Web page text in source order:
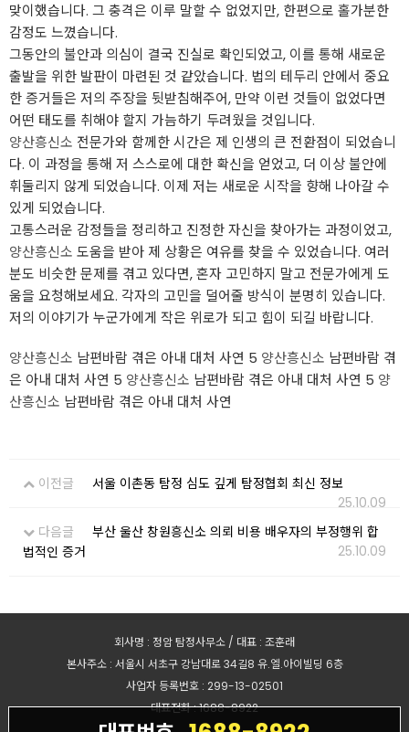
맞이했습니다. 그 충격은 이루 말할 수 없었지만, 한편으로 홀가분한
감정도 느꼈습니다.
그동안의 불안과 의심이 결국 진실로 확인되었고, 이를 통해 새로운
출발을 위한 발판이 마련된 것 같았습니다. 법의 테두리 안에서 중요
한 증거들은 저의 주장을 뒷받침해주어, 만약 이런 것들이 없었다면
어떤 태도를 취해야 할지 가늠하기 두려웠을 것입니다.
양산흥신소 전문가와 함께한 시간은 제 인생의 큰 전환점이 되었습니
다. 이 과정을 통해 저 스스로에 대한 확신을 얻었고, 더 이상 불안에
휘둘리지 않게 되었습니다. 이제 저는 새로운 시작을 향해 나아갈 수
있게 되었습니다.
고통스러운 감정들을 정리하고 진정한 자신을 찾아가는 과정이었고,
양산흥신소 도움을 받아 제 상황은 여유를 찾을 수 있었습니다. 여러
분도 비슷한 문제를 겪고 있다면, 혼자 고민하지 말고 전문가에게 도
움을 요청해보세요. 각자의 고민을 덜어줄 방식이 분명히 있습니다.
저의 이야기가 누군가에게 작은 위로가 되고 힘이 되길 바랍니다.
양산흥신소 남편바람 겪은 아내 대처 사연 5 양산흥신소 남편바람 겪
은 아내 대처 사연 5 양산흥신소 남편바람 겪은 아내 대처 사연 5 양
산흥신소 남편바람 겪은 아내 대처 사연
이전글
서울 이촌동 탐정 심도 깊게 탐정협회 최신 정보
25.10.09
다음글
부산 울산 창원흥신소 의뢰 비용 배우자의 부정행위 합
법적인 증거
25.10.09
회사명 : 정암 탐정사무소 / 대표 : 조훈래
본사주소 : 서울시 서초구 강남대로 34길8 유.엘.아이빌딩 6층
사업자 등록번호 : 299-13-02501
대표전화 : 1688-8922